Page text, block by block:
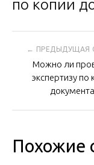
по
Можно ли
экспертизу по
Похожие